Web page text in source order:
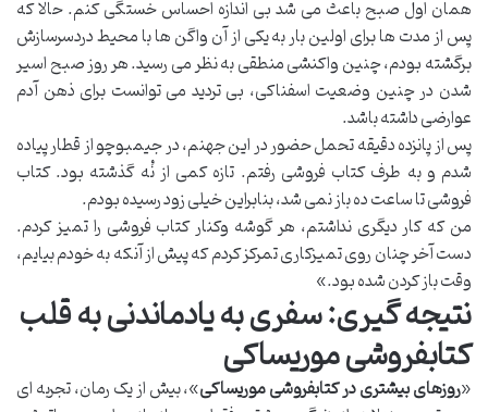
همان اول صبح باعث می شد بی اندازه احساس خستگی کنم. حالا که
پس از مدت ها برای اولین بار به یکی از آن واگن ها با محیط دردسرسازش
برگشته بودم، چنین واکنشی منطقی به نظر می رسید. هر روز صبح اسیر
شدن در چنین وضعیت اسفناکی، بی تردید می توانست برای ذهن آدم
عوارضی داشته باشد.
پس از پانزده دقیقه تحمل حضور در این جهنم، در جیمبوچو از قطار پیاده
شدم و به طرف کتاب فروشی رفتم. تازه کمی از نُه گذشته بود. کتاب
فروشی تا ساعت ده باز نمی شد، بنابراین خیلی زود رسیده بودم.
من که کار دیگری نداشتم، هر گوشه وکنار کتاب فروشی را تمیز کردم.
دست آخر چنان روی تمیزکاری تمرکز کردم که پیش از آنکه به خودم بیایم،
وقت باز کردن شده بود.»
نتیجه گیری: سفری به یادماندنی به قلب
کتابفروشی موریساکی
«روزهای بیشتری در کتابفروشی موریساکی»، بیش از یک رمان، تجربه ای